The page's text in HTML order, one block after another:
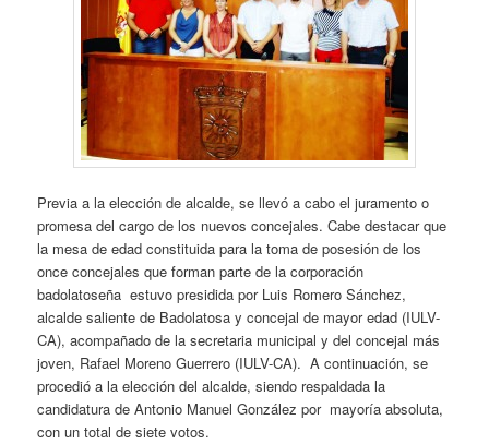
Previa a la elección de alcalde, se llevó a cabo el juramento o
promesa del cargo de los nuevos concejales. Cabe destacar que
la mesa de edad constituida para la toma de posesión de los
once concejales que forman parte de la corporación
badolatoseña estuvo presidida por Luis Romero Sánchez,
alcalde saliente de Badolatosa y concejal de mayor edad (IULV-
CA), acompañado de la secretaria municipal y del concejal más
joven, Rafael Moreno Guerrero (IULV-CA). A continuación, se
procedió a la elección del alcalde, siendo respaldada la
candidatura de Antonio Manuel González por mayoría absoluta,
con un total de siete votos.